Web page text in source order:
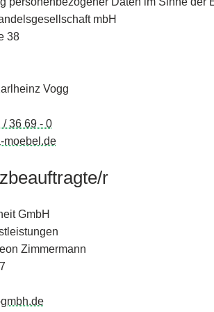
mbH
38
Vogg
/ 36 69 - 0
moebel.de
r
GmbH
Zimmermann